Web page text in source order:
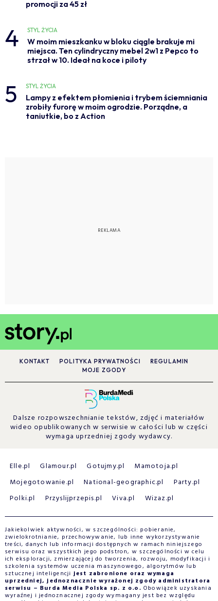
promocji za 45 zł
4 STYL ŻYCIA
W moim mieszkanku w bloku ciągle brakuje mi
miejsca. Ten cylindryczny mebel 2w1 z Pepco to
strzał w 10. Ideał na koce i piloty
5 STYL ŻYCIA
Lampy z efektem płomienia i trybem ściemniania
zrobiły furorę w moim ogrodzie. Porządne, a
taniutkie, bo z Action
KONTAKT POLITYKA PRYWATNOŚCI
REGULAMIN
MOJE ZGODY
Dalsze rozpowszechnianie tekstów, zdjęć i materiałów
wideo opublikowanych w serwisie w całości lub w części
wymaga uprzedniej zgody wydawcy.
Elle.pl Glamour.pl Gotujmy.pl
Mamotoja.pl
Mojegotowanie.pl
National-geographic.pl
Party.pl
Polki.pl
Przyslijprzepis.pl Viva.pl Wizaz.pl
Jakiekolwiek aktywności, w szczególności: pobieranie,
zwielokrotnianie, przechowywanie, lub inne wykorzystywanie
treści, danych lub informacji dostępnych w ramach niniejszego
serwisu oraz wszystkich jego podstron, w szczególności w celu
ich eksploracji, zmierzającej do tworzenia, rozwoju, modyfikacji i
szkolenia systemów uczenia maszynowego, algorytmów lub
sztucznej inteligencjijest zabronione oraz wymaga
uprzedniej, jednoznacznie wyrażonej zgody administratora
serwisu – Burda Media Polska sp. z o.o. Obowiązek uzyskania
wyraźnej i jednoznacznej zgody wymagany jest bez względu